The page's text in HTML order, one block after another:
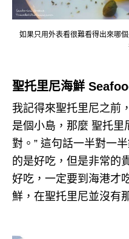
如果只用外表看很難看得出來哪
聖托里尼海鮮
我記得來聖托里尼之前
是個小島，那麼 聖托里
對。” 這句話一半對一
的是好吃，但是非常的
好吃，一定要到海港才
鮮，在聖托里尼並沒有